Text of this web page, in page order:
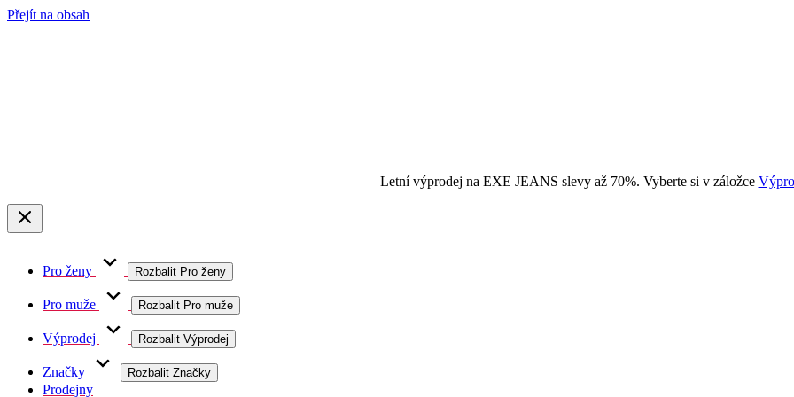
Přejít na obsah
Letní výprodej na EXE JEANS slevy až 70%. Vyberte si v záložce
Pro ženy Rozbalit Pro ženy
Pro muže Rozbalit Pro muže
Výprodej Rozbalit Výprodej
Značky Rozbalit Značky
Prodejny